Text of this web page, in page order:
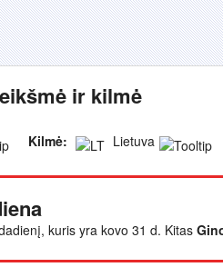
ir kilmė
Kilmė: Lietuva
kuris yra kovo 31 d. Kitas